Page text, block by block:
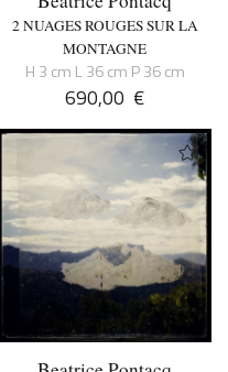
2 NUAGES ROUGES SUR LA
MONTAGNE
H 3 cm L 36 cm P 36 cm
690,00 €